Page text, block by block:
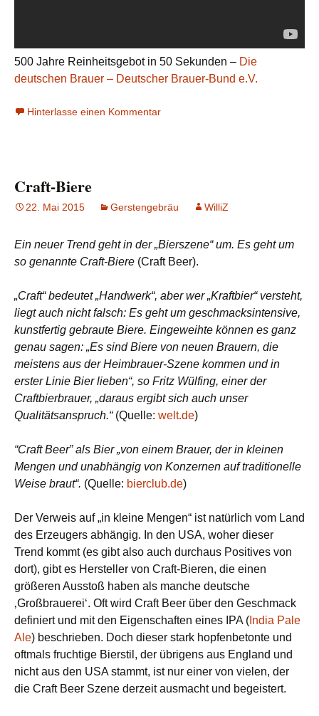
500 Jahre Reinheitsgebot in 50 Sekunden – Die
deutschen Brauer – Deutscher Brauer-Bund e.V.
Hinterlasse einen Kommentar
Craft-Biere
22. Mai 2015 Gerstengebräu WilliZ
Ein neuer Trend geht in der „Bierszene“ um. Es geht um
so genannte Craft-Biere (Craft Beer).
„Craft“ bedeutet „Handwerk“, aber wer „Kraftbier“ versteht,
liegt auch nicht falsch: Es geht um geschmacksintensive,
kunstfertig gebraute Biere. Eingeweihte können es ganz
genau sagen: „Es sind Biere von neuen Brauern, die
meistens aus der Heimbrauer-Szene kommen und in
erster Linie Bier lieben“, so Fritz Wülfing, einer der
Craftbierbrauer, „daraus ergibt sich auch unser
Qualitätsanspruch.“(Quelle: welt.de)
“Craft Beer” als Bier „von einem Brauer, der in kleinen
Mengen und unabhängig von Konzernen auf traditionelle
Weise braut“. (Quelle: bierclub.de)
Der Verweis auf „in kleine Mengen“ ist natürlich vom Land
des Erzeugers abhängig. In den USA, woher dieser
Trend kommt (es gibt also auch durchaus Positives von
dort), gibt es Hersteller von Craft-Bieren, die einen
größeren Ausstoß haben als manche deutsche
‚Großbrauerei‘. Oft wird Craft Beer über den Geschmack
definiert und mit den Eigenschaften eines IPA ( India Pale
Ale) beschrieben. Doch dieser stark hopfenbetonte und
oftmals fruchtige Bierstil, der übrigens aus England und
nicht aus den USA stammt, ist nur einer von vielen, der
die Craft Beer Szene derzeit ausmacht und begeistert.